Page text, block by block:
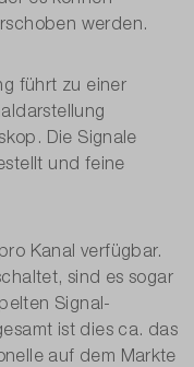
werden.
führt zu einer
Die Signale
und feine
Kanal verfügbar.
sind es sogar
Signal-
ist dies ca. das
auf dem Markte